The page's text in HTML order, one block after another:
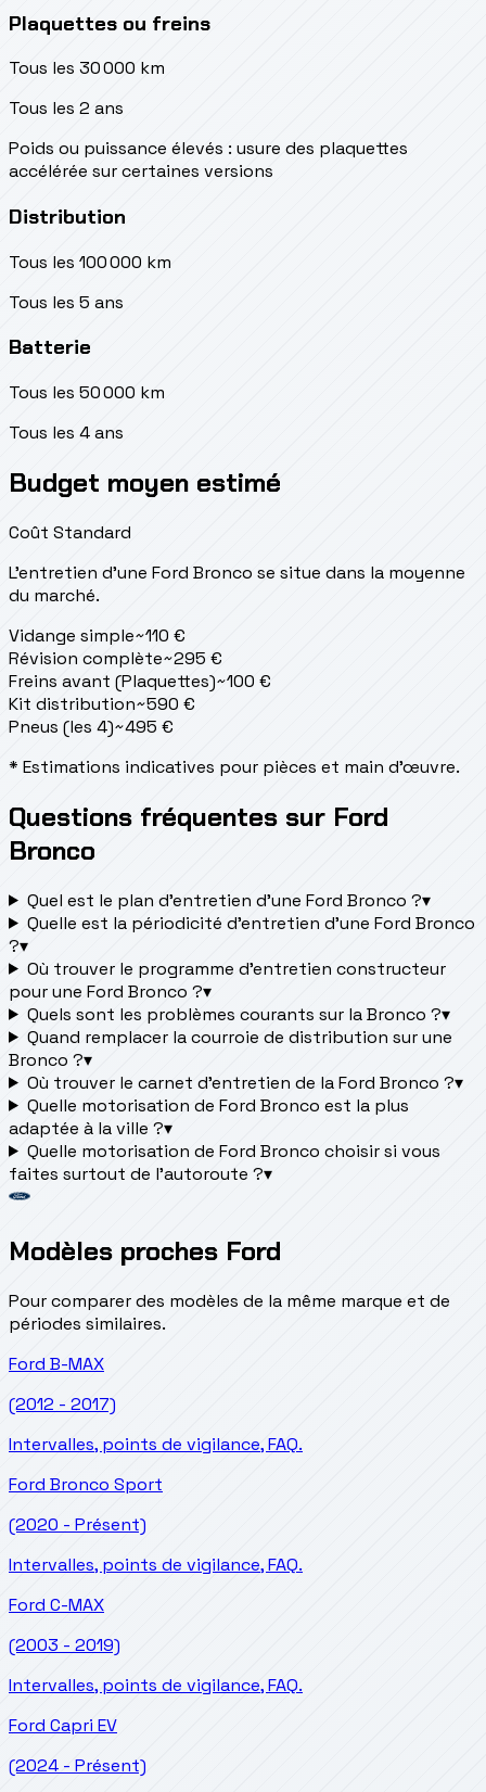
Plaquettes ou freins
Tous les 30 000 km
Tous les 2 ans
Poids ou puissance élevés : usure des plaquettes
accélérée sur certaines versions
Distribution
Tous les 100 000 km
Tous les 5 ans
Batterie
Tous les 50 000 km
Tous les 4 ans
Budget moyen estimé
Coût Standard
L'entretien d'une Ford Bronco se situe dans la moyenne
du marché.
Vidange simple~110 €
Révision complète~295 €
Freins avant (Plaquettes)~100 €
Kit distribution~590 €
Pneus (les 4)~495 €
* Estimations indicatives pour pièces et main d'œuvre.
Questions fréquentes sur Ford
Bronco
Quel est le plan d’entretien d’une Ford Bronco ?▾
Quelle est la périodicité d’entretien d’une Ford Bronco
?▾
Où trouver le programme d’entretien constructeur
pour une Ford Bronco ?▾
Quels sont les problèmes courants sur la Bronco ?▾
Quand remplacer la courroie de distribution sur une
Bronco ?▾
Où trouver le carnet d'entretien de la Ford Bronco ?▾
Quelle motorisation de Ford Bronco est la plus
adaptée à la ville ?▾
Quelle motorisation de Ford Bronco choisir si vous
faites surtout de l'autoroute ?▾
Modèles proches Ford
Pour comparer des modèles de la même marque et de
périodes similaires.
Ford B-MAX
(2012 - 2017)
Intervalles, points de vigilance, FAQ.
Ford Bronco Sport
(2020 - Présent)
Intervalles, points de vigilance, FAQ.
Ford C-MAX
(2003 - 2019)
Intervalles, points de vigilance, FAQ.
Ford Capri EV
(2024 - Présent)